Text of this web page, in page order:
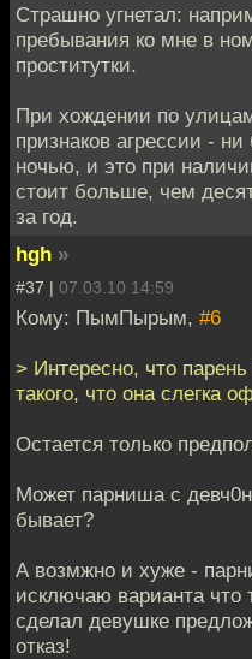
Страшно угнетал:
пребывания ко мне в
проститутки.
При хождении по
признаков агрессии -
ночью, и это при
стоит больше, чем
за год.
hgh »
#37 | 07.03.10 14:59
Кому: ПымПырым, #6
> Интересно, что
такого, что она слегка
Остается только
Может парниша с
бывает?
А возмжно и хуже -
исключаю варианта что
сделал девушке
отказ!